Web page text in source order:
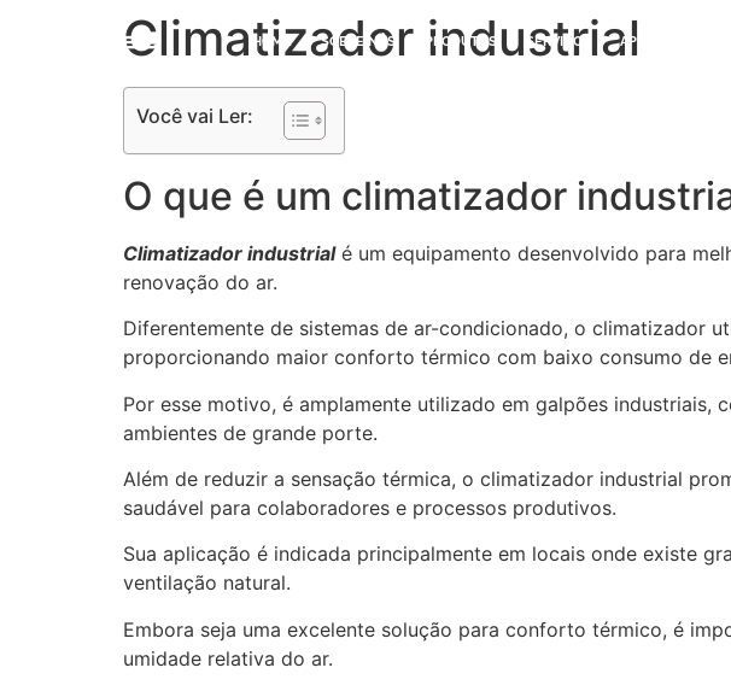
HOME SOBRE NÓS PRODUTOS SERVIÇOS APLICAÇÕES
Climatizador industrial
Você vai Ler:
O que é um climatizador
Climatizador industrialé um equipamento desenvolvido para
renovação do ar.
Diferentemente de sistemas de ar-condicionado, o climatizador
proporcionando maior conforto térmico com baixo consumo de
Por esse motivo, é amplamente utilizado em galpões
ambientes de grande porte.
Além de reduzir a sensação térmica, o climatizador industrial
saudável para colaboradores e processos produtivos.
Sua aplicação é indicada principalmente em locais onde existe
ventilação natural.
Embora seja uma excelente solução para conforto térmico, é
umidade relativa do ar.